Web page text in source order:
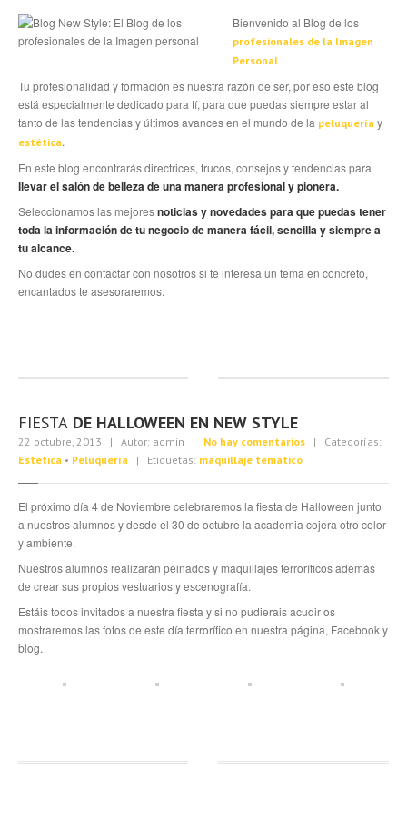
Bienvenido al Blog de los
profesionales de la Imagen
Personal.
Tu profesionalidad y formación es nuestra razón de ser, por eso este blog
está especialmente dedicado para tí, para que puedas siempre estar al
tanto de las tendencias y últimos avances en el mundo de la peluquería y
estética.
En este blog encontrarás directrices, trucos, consejos y tendencias para
llevar el salón de belleza de una manera profesional y pionera.
Seleccionamos las mejoresnoticias y novedades para que puedas tener
toda la información de tu negocio de manera fácil, sencilla y siempre a
tu alcance.
No dudes en contactar con nosotros si te interesa un tema en concreto,
encantados te asesoraremos.
FIESTA DE HALLOWEEN EN NEW STYLE
22 octubre, 2013 | Autor: admin | No hay comentarios | Categorías:
Estética • Peluquería | Etiquetas: maquillaje temático
El próximo día 4 de Noviembre celebraremos la fiesta de Halloween junto
a nuestros alumnos y desde el 30 de octubre la academia cojera otro color
y ambiente.
Nuestros alumnos realizarán peinados y maquillajes terroríficos además
de crear sus propios vestuarios y escenografía.
Estáis todos invitados a nuestra fiesta y si no pudierais acudir os
mostraremos las fotos de este día terrorífico en nuestra página, Facebook y
blog.